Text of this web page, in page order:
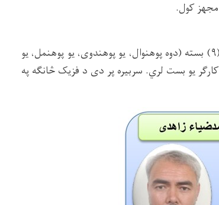
کول.
اوس مهال د فزیک څانګې د(۱) شکل مطابق د استادي نهه(۹) بسته (دوه پوهنوال، یو پوهندوی، يو پوهنمل، یو
کارګر یو بست لري. سربیره پر دی د فزیک څانګه په